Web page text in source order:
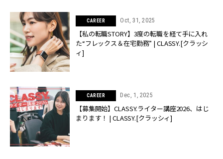
CAREER Oct, 31, 2025
【私の転職STORY】3度の転職を経て手に入れ
た“フレックス＆在宅勤務” | CLASSY.[クラッシ
ィ]
CAREER Dec, 1, 2025
【募集開始】CLASSY.ライター講座2026、はじ
まります！ | CLASSY.[クラッシィ]